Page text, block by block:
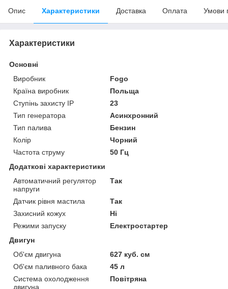
Опис Характеристики Доставка Оплата Умови
Характеристики
Основні
Виробник
Fogo
Країна виробник
Польща
Ступінь захисту IP
23
Тип генератора
Асинхронний
Тип палива
Бензин
Колір
Чорний
Частота струму
50 Гц
Додаткові характеристики
Автоматичний регулятор
напруги
Так
Датчик рівня мастила
Так
Захисний кожух
Ні
Режими запуску
Електростартер
Двигун
Об'єм двигуна
627 куб. см
Об'єм паливного бака
45 л
Система охолодження
двигуна
Повітряна